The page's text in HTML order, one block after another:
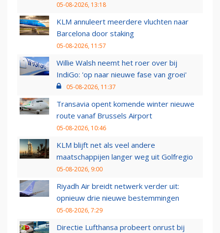
05-08-2026, 13:18
KLM annuleert meerdere vluchten naar
Barcelona door staking
05-08-2026, 11:57
Willie Walsh neemt het roer over bij
IndiGo: 'op naar nieuwe fase van groei'
05-08-2026, 11:37
Transavia opent komende winter nieuwe
route vanaf Brussels Airport
05-08-2026, 10:46
KLM blijft net als veel andere
maatschappijen langer weg uit Golfregio
05-08-2026, 9:00
Riyadh Air breidt netwerk verder uit:
opnieuw drie nieuwe bestemmingen
05-08-2026, 7:29
Directie Lufthansa probeert onrust bij